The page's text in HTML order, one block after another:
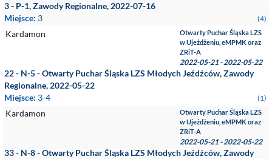
3 - P-1, Zawody Regionalne, 2022-07-16
Miejsce: 3 (4)
Kardamon
Otwarty Puchar Śląska LZS
w Ujeżdżeniu, eMPMK oraz
ZRiT-A
2022-05-21 - 2022-05-22
22 - N-5 - Otwarty Puchar Śląska LZS Młodych Jeźdźców, Zawody
Regionalne, 2022-05-22
Miejsce: 3-4 (1)
Kardamon
Otwarty Puchar Śląska LZS
w Ujeżdżeniu, eMPMK oraz
ZRiT-A
2022-05-21 - 2022-05-22
33 - N-8 - Otwarty Puchar Śląska LZS Młodych Jeźdźców, Zawody